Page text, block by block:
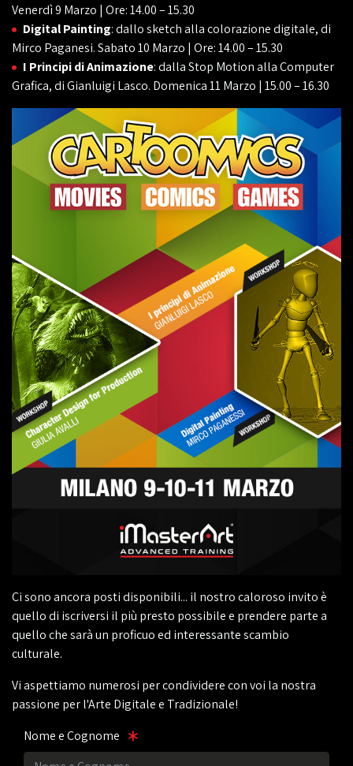
Venerdì 9 Marzo | Ore: 14.00 – 15.30
Digital Painting: dallo sketch alla colorazione digitale, di
Mirco Paganesi. Sabato 10 Marzo | Ore: 14.00 – 15.30
I Principi di Animazione: dalla Stop Motion alla Computer
Grafica, di Gianluigi Lasco. Domenica 11 Marzo | 15.00 – 16.30
Ci sono ancora posti disponibili... il nostro caloroso invito è
quello di iscriversi il più presto possibile e prendere parte a
quello che sarà un proficuo ed interessante scambio
culturale.
Vi aspettiamo numerosi per condividere con voi la nostra
passione per l'Arte Digitale e Tradizionale!
Nome e Cognome